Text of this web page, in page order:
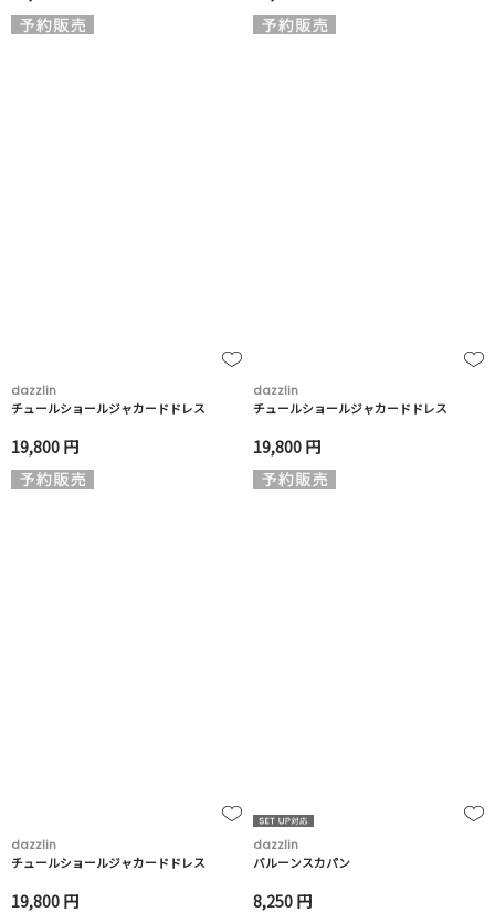
dazzlin
チュールショールジャカードドレス
19,800 円
dazzlin
チュールショールジャカードドレス
19,800 円
dazzlin
チュールショールジャカードドレス
19,800 円
dazzlin
バルーンスカパン
8,250 円